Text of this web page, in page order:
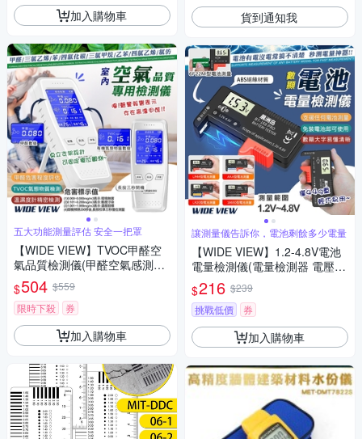
加入購物車
五大功能測量評估 安全一把罩
【WIDE VIEW】TVOC甲醛空
氣品質檢測儀(甲醛空氣感測器
甲醛 二甲苯 空汙檢測儀 油漆
裝潢 粉塵/101B)
$504 $559
限時下殺
券
加入購物車
貨到通知我
讓測量儀告訴你，電池剩餘多少電量
【WIDE VIEW】1.2-4.8V電池
電量檢測儀(電量檢測器 電壓測
量器 電池電壓 測電儀/BT-168P
RO)
$216 $239
挑戰低價
券
加入購物車